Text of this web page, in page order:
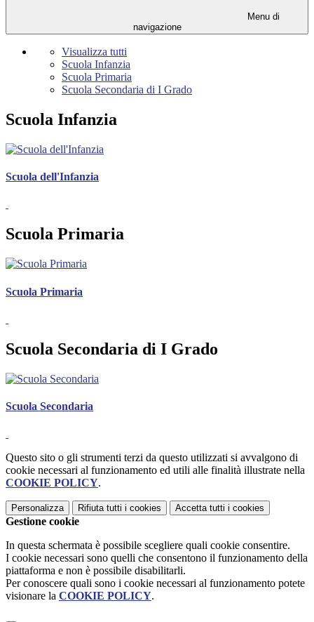
Menu di
navigazione
Visualizza tutti
Scuola Infanzia
Scuola Primaria
Scuola Secondaria di I Grado
Scuola Infanzia
Scuola dell'Infanzia
Scuola Primaria
Scuola Primaria
Scuola Secondaria di I Grado
Scuola Secondaria
Questo sito o gli strumenti terzi da questo utilizzati si avvalgono di
cookie necessari al funzionamento ed utili alle finalità illustrate nella
COOKIE POLICY.
Personalizza Rifiuta tutti i cookies Accetta tutti i cookies
Gestione cookie
In questa schermata è possibile scegliere quali cookie consentire.
I cookie necessari sono quelli che consentono il funzionamento della
piattaforma e non è possibile disabilitarli.
Per conoscere quali sono i cookie necessari al funzionamento potete
visionare la COOKIE POLICY.